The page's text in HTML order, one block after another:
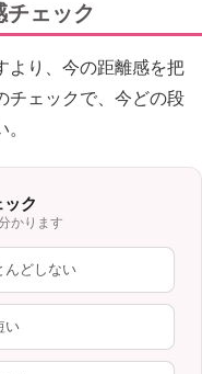
チェック
より、今の距離感を把
チェックで、今どの段
ク
かります
んどしない
い